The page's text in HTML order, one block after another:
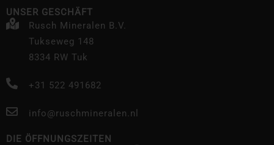
UNSER GESCHÄFT
Rusch Mineralen B.V.
Tukseweg 148
8334 RW Tuk
+31 522 491682
info@ruschmineralen.nl
DIE ÖFFNUNGSZEITEN